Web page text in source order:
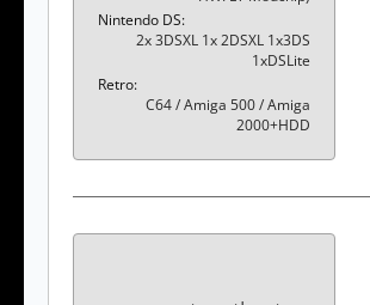
Nintendo DS
2x 3DSXL 1x 2DSXL 1x3DS
1xDSLite
Retro
C64 / Amiga 500 / Amiga
2000+HDD